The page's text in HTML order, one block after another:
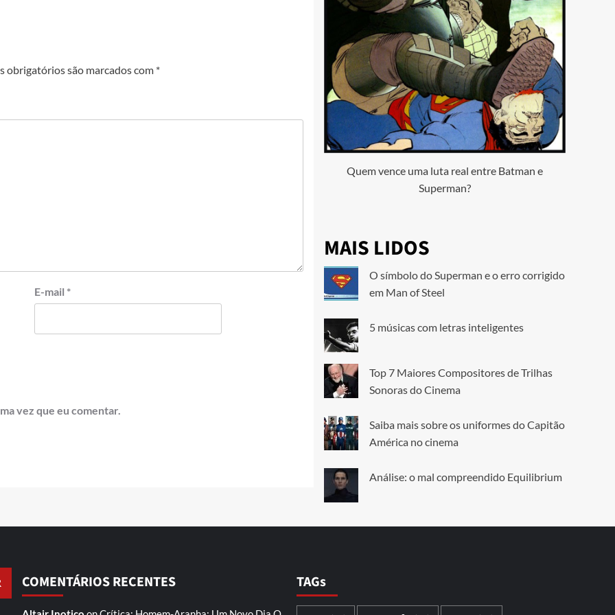
obrigatórios são marcados com *
E-mail *
vez que eu comentar.
Quem vence uma luta real entre Batman e
Superman?
MAIS LIDOS
O símbolo do Superman e o erro corrigido
em Man of Steel
5 músicas com letras inteligentes
Top 7 Maiores Compositores de Trilhas
Sonoras do Cinema
Saiba mais sobre os uniformes do Capitão
América no cinema
Análise: o mal compreendido Equilibrium
COMENTÁRIOS RECENTES TAGs